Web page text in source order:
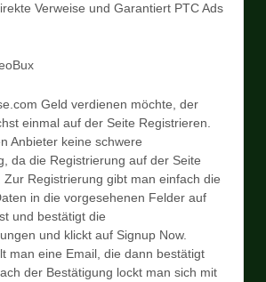
Verweise und Garantiert PTC Ads
Geld verdienen möchte, der
einmal auf der Seite Registrieren.
Anbieter keine schwere
da die Registrierung auf der Seite
Zur Registrierung gibt man einfach die
in die vorgesehenen Felder auf
und bestätigt die
und klickt auf Signup Now.
man eine Email, die dann bestätigt
der Bestätigung lockt man sich mit